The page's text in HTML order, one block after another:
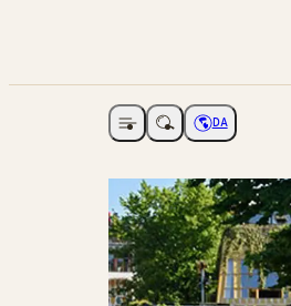
Åbne navigationVælg sprog
DA